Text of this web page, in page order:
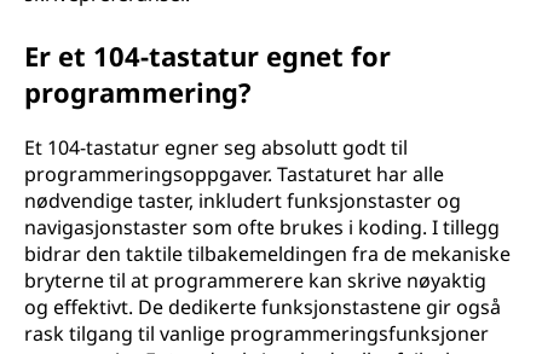
Er et 104-tastatur egnet for
programmering?
Et 104-tastatur egner seg absolutt godt til
programmeringsoppgaver. Tastaturet har alle
nødvendige taster, inkludert funksjonstaster og
navigasjonstaster som ofte brukes i koding. I tillegg
bidrar den taktile tilbakemeldingen fra de mekaniske
bryterne til at programmerere kan skrive nøyaktig
og effektivt. De dedikerte funksjonstastene gir også
rask tilgang til vanlige programmeringsfunksjoner